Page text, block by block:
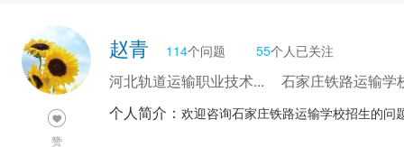
赞
赵青 114个问题 55个人已关注
河北轨道运输职业技术...
石家庄铁路运输学
个人简介： 欢迎咨询石家庄铁路运输学校招生的问